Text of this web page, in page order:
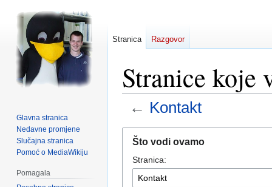
Stranice koje
← Kontakt
Prijeđi
navigaciju
Prijeđi
pretraživanje
Što vodi ovamo
Stranica:
Stranica Razgovor
Glavna stranica
Nedavne promjene
Slučajna stranica
Pomoć o MediaWikiju
Pomagala